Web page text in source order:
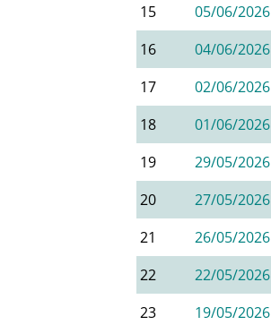
15
05/06/2026
16
04/06/2026
17
02/06/2026
18
01/06/2026
19
29/05/2026
20
27/05/2026
21
26/05/2026
22
22/05/2026
23
19/05/2026